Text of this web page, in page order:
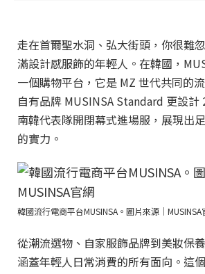
走在首爾聖水洞、弘大街頭，你很難
滿設計感服飾的年輕人。在韓國，
一個購物平台，它是 MZ 世代共同的
自有品牌 MUSINSA Standard 更設計
南韓代表隊開閉幕式進場服，展現出
的實力。
韓國流行電商平台MUSINSA。圖片來源｜MUSINSA
從潮流選物、自家服飾品牌到美妝保
涵蓋年輕人日常消費的所有面向。這